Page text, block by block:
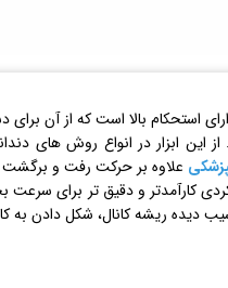
استحکام بالا است که از آن
این ابزار در انواع روش های
علاوه بر حرکت رفت و
کارآمدتر و دقیق تر برای
دیده ریشه کانال، شکل دادن به